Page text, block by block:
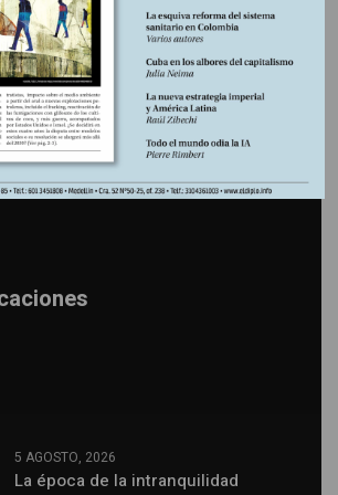
5 AGOSTO, 2026
La época de la intranquilidad